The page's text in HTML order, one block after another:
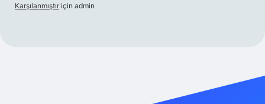
Karşılanmıştır için admin